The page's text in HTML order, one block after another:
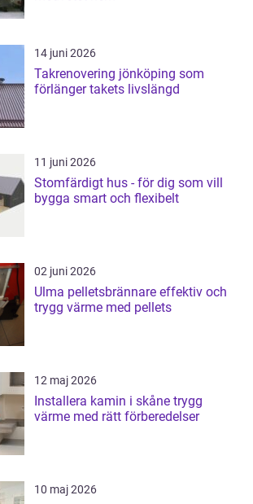
14 juni 2026
Takrenovering jönköping som
förlänger takets livslängd
11 juni 2026
Stomfärdigt hus - för dig som vill
bygga smart och flexibelt
02 juni 2026
Ulma pelletsbrännare effektiv och
trygg värme med pellets
12 maj 2026
Installera kamin i skåne trygg
värme med rätt förberedelser
10 maj 2026